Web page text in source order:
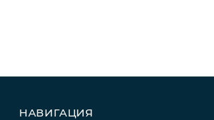
НАВИГАЦИЯ